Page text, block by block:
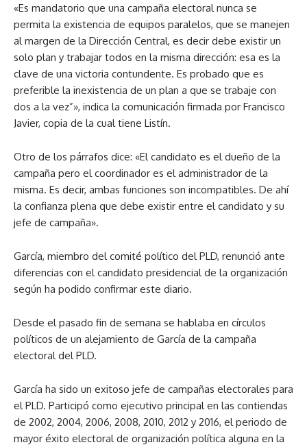
«Es mandatorio que una campaña electoral nunca se
permita la existencia de equipos paralelos, que se manejen
al margen de la Dirección Central, es decir debe existir un
solo plan y trabajar todos en la misma dirección: esa es la
clave de una victoria contundente. Es probado que es
preferible la inexistencia de un plan a que se trabaje con
dos a la vez”», indica la comunicación firmada por Francisco
Javier, copia de la cual tiene Listín.
Otro de los párrafos dice: «El candidato es el dueño de la
campaña pero el coordinador es el administrador de la
misma. Es decir, ambas funciones son incompatibles. De ahí
la confianza plena que debe existir entre el candidato y su
jefe de campaña».
García, miembro del comité político del PLD, renunció ante
diferencias con el candidato presidencial de la organización
según ha podido confirmar este diario.
Desde el pasado fin de semana se hablaba en círculos
políticos de un alejamiento de García de la campaña
electoral del PLD.
García ha sido un exitoso jefe de campañas electorales para
el PLD. Participó como ejecutivo principal en las contiendas
de 2002, 2004, 2006, 2008, 2010, 2012 y 2016, el periodo de
mayor éxito electoral de organización política alguna en la